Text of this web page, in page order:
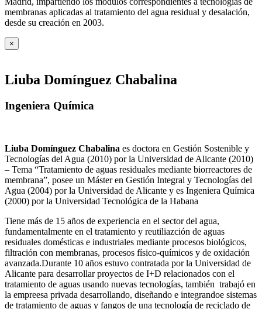
membranas aplicadas al tratamiento del agua residual y desalación,
desde su creación en 2003.
×
Liuba Domínguez Chabalina
Ingeniera Química
Liuba Domínguez Chabalina es doctora en Gestión Sostenible y
Tecnologías del Agua (2010) por la Universidad de Alicante (2010)
– Tema “Tratamiento de aguas residuales mediante biorreactores de
membrana”, posee un Máster en Gestión Integral y Tecnologías del
Agua (2004) por la Universidad de Alicante y es Ingeniera Química
(2000) por la Universidad Tecnológica de la Habana
Tiene más de 15 años de experiencia en el sector del agua,
fundamentalmente en el tratamiento y reutiliazción de aguas
residuales domésticas e industriales mediante procesos biológicos,
filtración con membranas, procesos físico-químicos y de oxidación
avanzada.Durante 10 años estuvo contratada por la Universidad de
Alicante para desarrollar proyectos de I+D relacionados con el
tratamiento de aguas usando nuevas tecnologías, también trabajó en
la empreesa privada desarrollando, diseñando e integrandoe sistemas
de tratamiento de aguas y fangos de una tecnología de reciclado de